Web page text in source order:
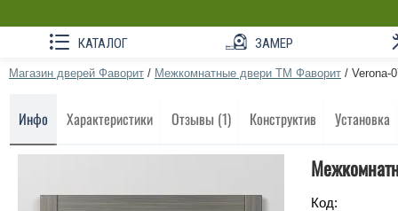
КАТАЛОГ ЗАМЕР
Магазин дверей Фаворит / Межкомнатные двери ТМ Фаворит / Verona-
Инфо Характеристики Отзывы (1) Конструктив Установка
Код: